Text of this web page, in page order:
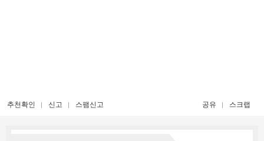
추천확인 신고 스팸신고 공유 스크랩